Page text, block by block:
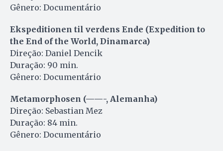
Gênero: Documentário
Ekspeditionen til verdens Ende (Expedition to
the End of the World, Dinamarca)
Direção: Daniel Dencik
Duração: 90 min.
Gênero: Documentário
Metamorphosen (——-, Alemanha)
Direção: Sebastian Mez
Duração: 84 min.
Gênero: Documentário